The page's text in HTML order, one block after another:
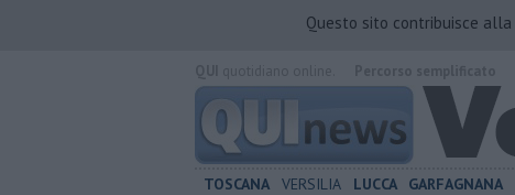
Questo sito contribuisce alla
TOSCANA VERSILIA LUCCA GARFAGNANA